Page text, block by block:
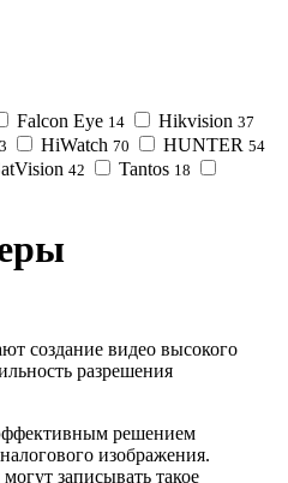
Falcon Eye 14 Hikvision 37
HiWatch 70 HUNTER 54
42 Tantos 18
создание видео высокого
разрешения
решением
изображения.
записывать такое